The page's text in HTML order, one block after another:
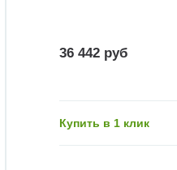
36 442 руб
Купить в 1 клик